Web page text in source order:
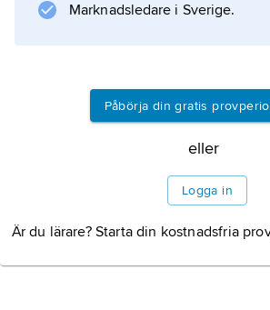
Marknadsledare i Sverige.
Påbörja din gratis
eller
Logga in
Är du lärare? Starta din kostnadsfria